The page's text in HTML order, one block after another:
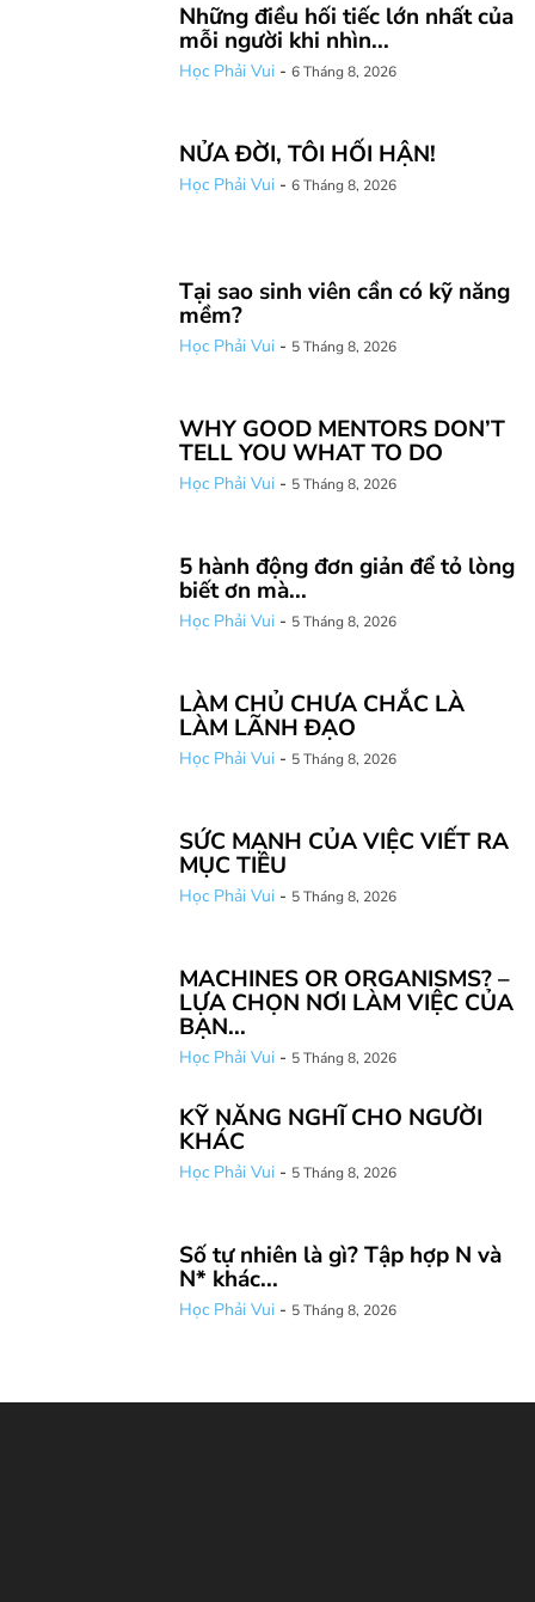
Những điều hối tiếc lớn nhất của
mỗi người khi nhìn...
Học Phải Vui - 6 Tháng 8, 2026
NỬA ĐỜI, TÔI HỐI HẬN!
Học Phải Vui - 6 Tháng 8, 2026
Tại sao sinh viên cần có kỹ năng
mềm?
Học Phải Vui - 5 Tháng 8, 2026
WHY GOOD MENTORS DON’T
TELL YOU WHAT TO DO
Học Phải Vui - 5 Tháng 8, 2026
5 hành động đơn giản để tỏ lòng
biết ơn mà...
Học Phải Vui - 5 Tháng 8, 2026
LÀM CHỦ CHƯA CHẮC LÀ
LÀM LÃNH ĐẠO
Học Phải Vui - 5 Tháng 8, 2026
SỨC MẠNH CỦA VIỆC VIẾT RA
MỤC TIÊU
Học Phải Vui - 5 Tháng 8, 2026
MACHINES OR ORGANISMS? –
LỰA CHỌN NƠI LÀM VIỆC CỦA
BẠN...
Học Phải Vui - 5 Tháng 8, 2026
KỸ NĂNG NGHĨ CHO NGƯỜI
KHÁC
Học Phải Vui - 5 Tháng 8, 2026
Số tự nhiên là gì? Tập hợp N và
N* khác...
Học Phải Vui - 5 Tháng 8, 2026